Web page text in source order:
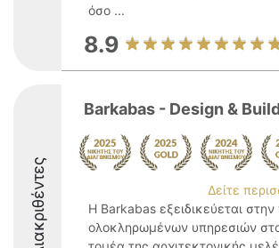
όσο ...
8.9
Διακριθέντες
Barkabas - Design &
Δείτε
Η Barkabas εξειδικεύεται
ολοκληρωμένων υπηρεσιών